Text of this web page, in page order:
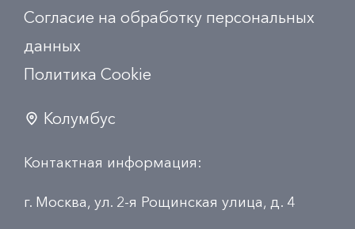
Согласие на обработку персональных
данных
Политика Сookie
Колумбус
Контактная информация:
г. Москва, ул. 2-я Рощинская улица, д. 4